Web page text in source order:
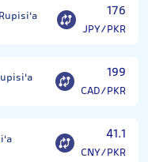
176
JPY/PKR
199
CAD/PKR
41.1
CNY/PKR